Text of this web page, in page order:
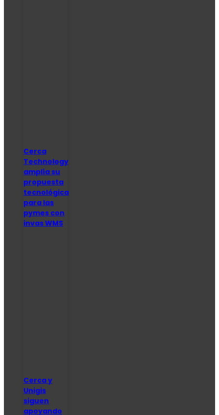
Cerca
Technology
amplía su
propuesta
tecnológica
para las
pymes con
invas WMS
Cerca y
Unigis
siguen
apoyando